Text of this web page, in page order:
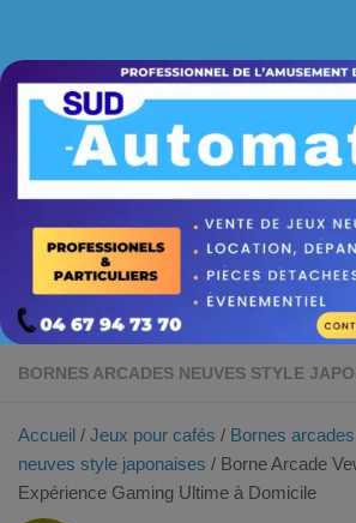
BORNES ARCADES NEUVES STYLE
Accueil / Jeux pour cafés / Bornes arcades
neuves style japonaises / Borne Arcade
Expérience Gaming Ultime à Domicile